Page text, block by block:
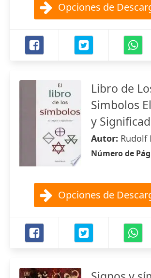
Opciones de
Libro de
Simbolos
y
Autor: Rudolf
Número de
Opciones de